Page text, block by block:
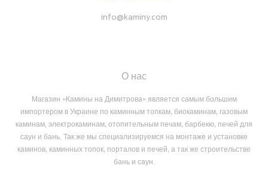
info@kaminy.com
О нас
Магазин «Камины на Димитрова» является самым большим
импортером в Украине по каминным топкам, биокаминам, газовым
каминам, электрокаминам, отопительным печам, барбекю, печей для
саун и бань. Так же мы специализируемся на монтаже и установке
каминов, каминных топок, порталов и печей, а так же строительстве
бань и саун.